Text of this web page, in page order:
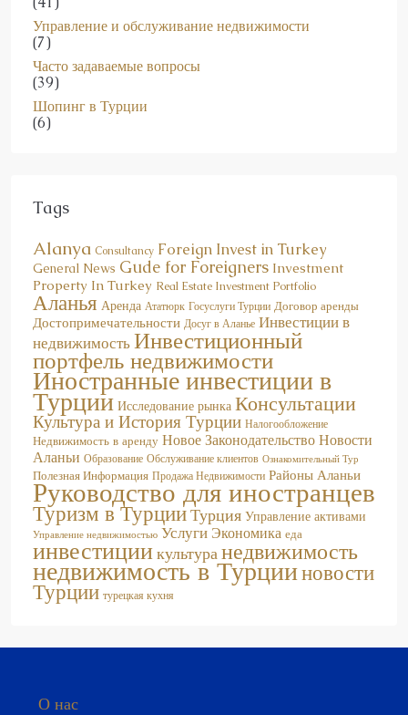
Управление и обслуживание недвижимости
(7)
Часто задаваемые вопросы
(39)
Шопинг в Турции
(6)
General News Gude for Foreigners Investment
Property In Turkey Real Estate Investment Portfolio
Аланья Аренда Ататюрк Госуслуги Турции Договор аренды
Достопримечательности Досуг в Аланье Инвестиции в
недвижимостьИнвестиционный
портфель недвижимости
Иностранные инвестиции в
Турции Исследование рынка Консультации
Культура и История Турции Налогообложение
Недвижимость в аренду Новое ЗаконодательствоНовости
Аланьи Образование Обслуживание клиентов Ознакомительный Тур
Полезная Информация Продажа Недвижимости Районы Аланьи
Руководство для иностранцев
Туризм в ТурцииТурция Управление активами
Управление недвижимостью УслугиЭкономика еда
инвестициикультуранедвижимость
недвижимость в Турцииновости
Турции турецкая кухня